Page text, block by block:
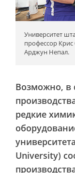
Университет
профессор Крис
Арджун Непал.
Возможно, в
редкие
University)